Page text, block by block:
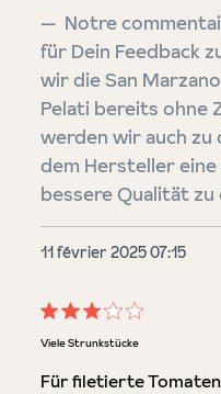
Notre
für Dein Feedback
wir die San
Pelati bereits ohne
werden wir auch
dem Hersteller
bessere Qualität zu
11 février 2025 07:15
Évaluation avec une
Viele Strunkstücke
Für filetierte